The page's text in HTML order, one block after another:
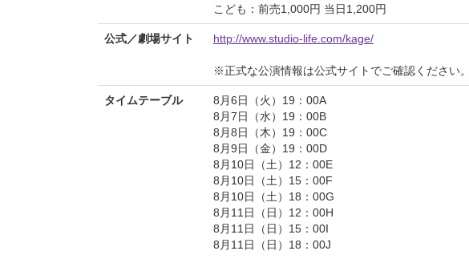
こども：前売1,000円 当日1,200円
公式／劇場サイト http://www.studio-life.com/kage/
※正式な公演情報は公式サイトでご確認ください。
タイムテーブル
8月6日（火）19：00A
8月7日（水）19：00B
8月8日（木）19：00C
8月9日（金）19：00D
8月10日（土）12：00E
8月10日（土）15：00F
8月10日（土）18：00G
8月11日（日）12：00H
8月11日（日）15：00I
8月11日（日）18：00J